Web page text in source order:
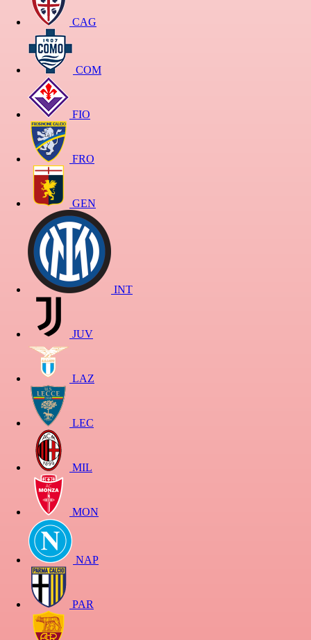
CAG
COM
FIO
FRO
GEN
INT
JUV
LAZ
LEC
MIL
MON
NAP
PAR